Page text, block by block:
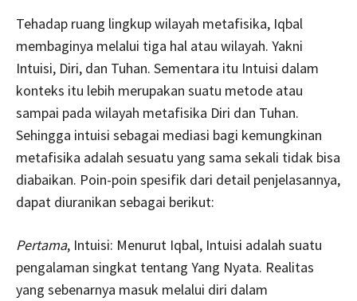
Tehadap ruang lingkup wilayah metafisika, Iqbal
membaginya melalui tiga hal atau wilayah. Yakni
Intuisi, Diri, dan Tuhan. Sementara itu Intuisi dalam
konteks itu lebih merupakan suatu metode atau
sampai pada wilayah metafisika Diri dan Tuhan.
Sehingga intuisi sebagai mediasi bagi kemungkinan
metafisika adalah sesuatu yang sama sekali tidak bisa
diabaikan. Poin-poin spesifik dari detail penjelasannya,
dapat diuranikan sebagai berikut:
Pertama, Intuisi: Menurut Iqbal, Intuisi adalah suatu
pengalaman singkat tentang Yang Nyata. Realitas
yang sebenarnya masuk melalui diri dalam